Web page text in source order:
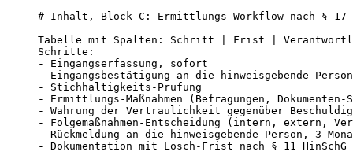
# Inhalt, Block C: Ermittlungs-Workflow nach § 17
Tabelle mit Spalten: Schritt | Frist |
Schritte:
- Eingangserfassung, sofort
- Eingangsbestätigung an die hinweisgebende
- Stichhaltigkeits-Prüfung
- Ermittlungs-Maßnahmen (Befragungen, Dokumenten-
- Wahrung der Vertraulichkeit gegenüber
- Folgemaßnahmen-Entscheidung (intern, extern,
- Rückmeldung an die hinweisgebende Person, 3
- Dokumentation mit Lösch-Frist nach § 11 HinSchG